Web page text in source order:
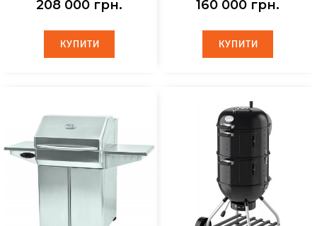
208 000 грн.
КУПИТИ
КУПИТИ
160 000 грн.
КУПИТИ
КУПИТИ